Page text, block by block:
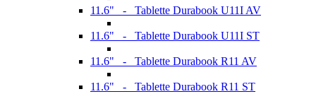
11.6" - Tablette Durabook U11I AV
11.6" - Tablette Durabook U11I ST
11.6" - Tablette Durabook R11 AV
11.6" - Tablette Durabook R11 ST